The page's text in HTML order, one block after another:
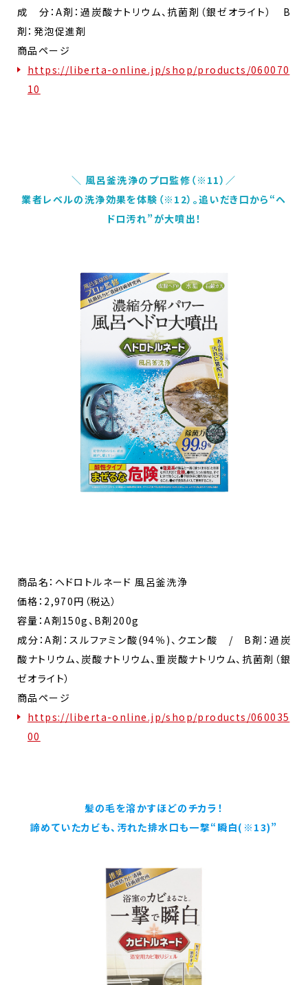
成 分：A剤：過炭酸ナトリウム、抗菌剤（銀ゼオライト） B
剤：発泡促進剤
商品ページ
https://liberta-online.jp/shop/products/060070
10
＼ 風呂釜洗浄のプロ監修（※11） ／
業者レベルの洗浄効果を体験（※12）。追いだき口から“ヘ
ドロ汚れ”が大噴出！
商品名：ヘドロトルネード 風呂釜洗浄
価格：2,970円（税込）
容量：A剤150g、B剤200g​
成分：A剤：スルファミン酸(94％)、クエン酸 / B剤：過炭
酸ナトリウム、炭酸ナトリウム、重炭酸ナトリウム、抗菌剤（銀
ゼオライト）
商品ページ
https://liberta-online.jp/shop/products/060035
00
髪の毛を溶かすほどのチカラ！
諦めていたカビも、汚れた排水口も一撃“瞬白(※13)”